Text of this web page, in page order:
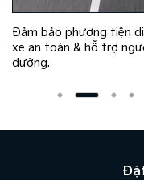
Đảm bảo phương tiện
xe an toàn & hỗ trợ
đường.